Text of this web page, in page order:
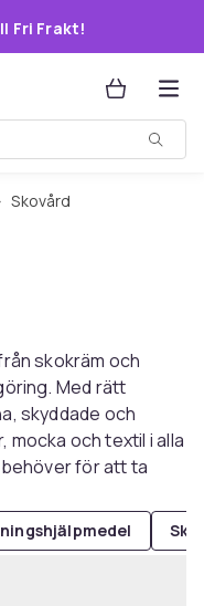
Fri Frakt!
Skovård
skokräm och
Med rätt
skyddade och
mocka och textil i alla
behöver för att ta